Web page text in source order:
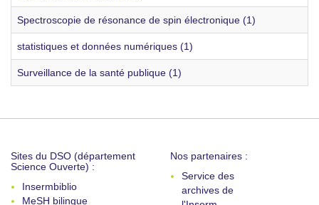
Spectroscopie de résonance de spin électronique (1)
statistiques et données numériques (1)
Surveillance de la santé publique (1)
Sites du DSO (département
Science Ouverte) :
Insermbiblio
MeSH bilingue
Nos partenaires :
Service des
archives de